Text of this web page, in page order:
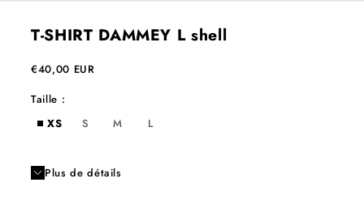
T-SHIRT DAMMEY L shell
Prix de vente
€40,00 EUR
Taille :
XS
S M L
Plus de détails